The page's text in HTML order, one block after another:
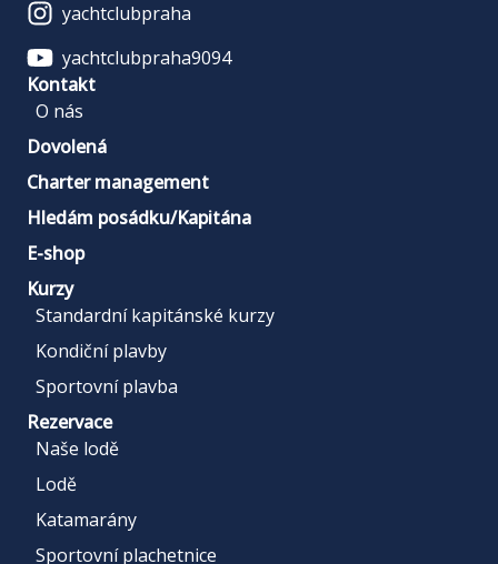
yachtclubpraha
yachtclubpraha9094
Kontakt
O nás
Dovolená
Charter management
Hledám posádku/Kapitána
E-shop
Kurzy
Standardní kapitánské kurzy
Kondiční plavby
Sportovní plavba
Rezervace
Naše lodě
Lodě
Katamarány
Sportovní plachetnice